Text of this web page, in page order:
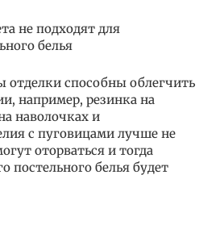
не подходят для
белья
отделки способны облегчить
например, резинка на
наволочках и
с пуговицами лучше не
оторваться и тогда
постельного белья будет